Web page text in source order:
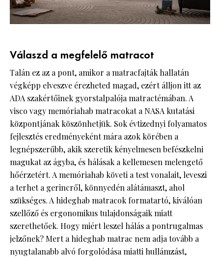
Válaszd a megfelelő matracot
Talán ez az a pont, amikor a matracfajták hallatán
végképp elveszve érezheted magad, ezért álljon itt az
ADA szakértőinek gyorstalpalója matractémában. A
visco vagy memóriahab matracokat a NASA kutatási
központjának köszönhetjük. Sok évtizednyi folyamatos
fejlesztés eredményeként mára azok körében a
legnépszerűbb, akik szeretik kényelmesen befészkelni
magukat az ágyba, és hálásak a kellemesen melengető
hőérzetért. A memóriahab követi a test vonalait, leveszi
a terhet a gerincről, könnyedén alátámaszt, ahol
szükséges. A hideghab matracok formatartó, kiválóan
szellőző és ergonomikus tulajdonságaik miatt
szerethetőek. Hogy miért leszel hálás a pontrugalmas
jelzőnek? Mert a hideghab matrac nem adja tovább a
nyugtalanabb alvó forgolódása miatti hullámzást,